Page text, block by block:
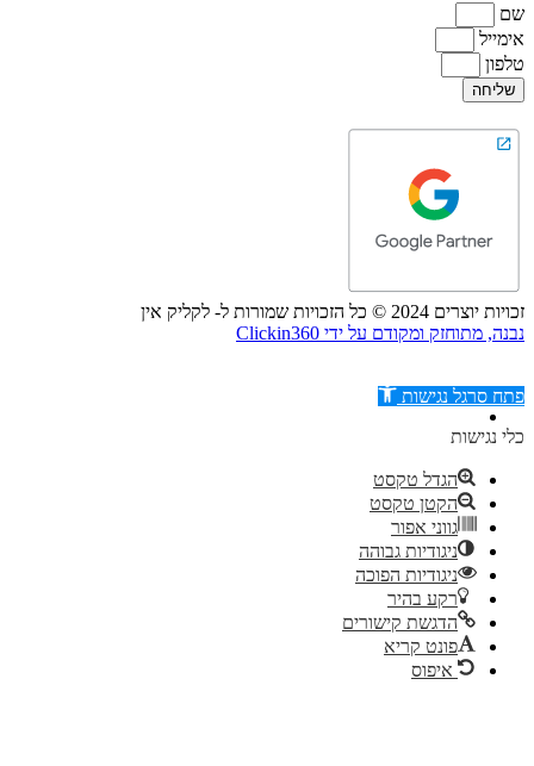
שם
אימייל
טלפון
שליחה
זכויות יוצרים 2024 © כל הזכויות שמורות ל- לקליק אין
נבנה, מתוחזק ומקודם על ידי Clickin360
דילוג לתוכן
פתח סרגל נגישות
כלי נגישות
הגדל טקסט
הקטן טקסט
גווני אפור
ניגודיות גבוהה
ניגודיות הפוכה
רקע בהיר
הדגשת קישורים
פונט קריא
איפוס